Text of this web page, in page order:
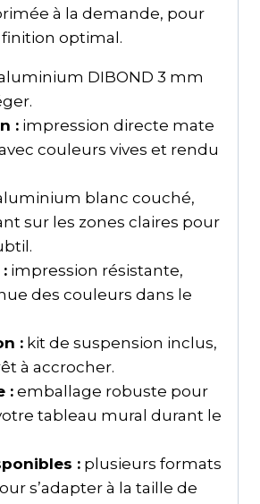
à la demande, pour
optimal.
DIBOND 3 mm
:impression directe mate
couleurs vives et rendu
blanc couché,
sur les zones claires pour
impression résistante,
des couleurs dans le
:kit de suspension inclus,
à accrocher.
:emballage robuste pour
tableau mural durant le
:plusieurs formats
s’adapter à la taille de